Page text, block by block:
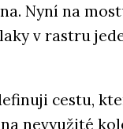
Nyní na
v rastru
cestu,
nevyužité